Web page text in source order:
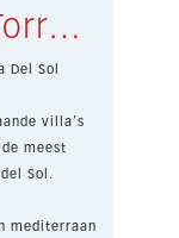
Vrijstaande villa Torreblanca, Fuengirola € 850.000,-
Del Sol
villa’s
meest
Sol.
mediterraan